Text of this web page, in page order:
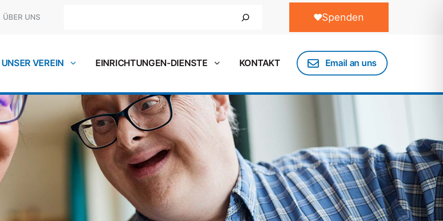
ÜBER UNS Spenden
UNSER VEREIN EINRICHTUNGEN-DIENSTE KONTAKT Email an uns